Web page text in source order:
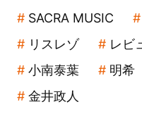
SACRA MUSIC
リスレゾ
レビ
小南泰葉
明希
金井政人